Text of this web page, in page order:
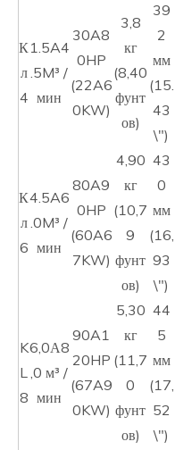
К
л
4
1.5A4
.5M³ /
мин
30A8
0HP
(22A6
0KW)
3,8
кг
(8,40
фунт
ов)
39
2
мм
(15.
43
\")
К
л
6
4.5A6
.0M³ /
мин
80A9
0HP
(60A6
7KW)
4,90
кг
(10,7
9
фунт
ов)
43
0
мм
(16,
93
\")
K
L
8
6,0А8
,0 м³ /
мин
90A1
20HP
(67A9
0KW)
5,30
кг
(11,7
0
фунт
ов)
44
5
мм
(17,
52
\")